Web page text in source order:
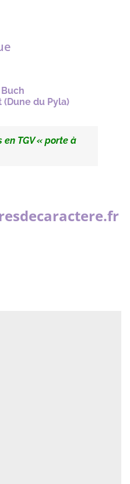
(Dune du Pyla)
en TGV « porte à